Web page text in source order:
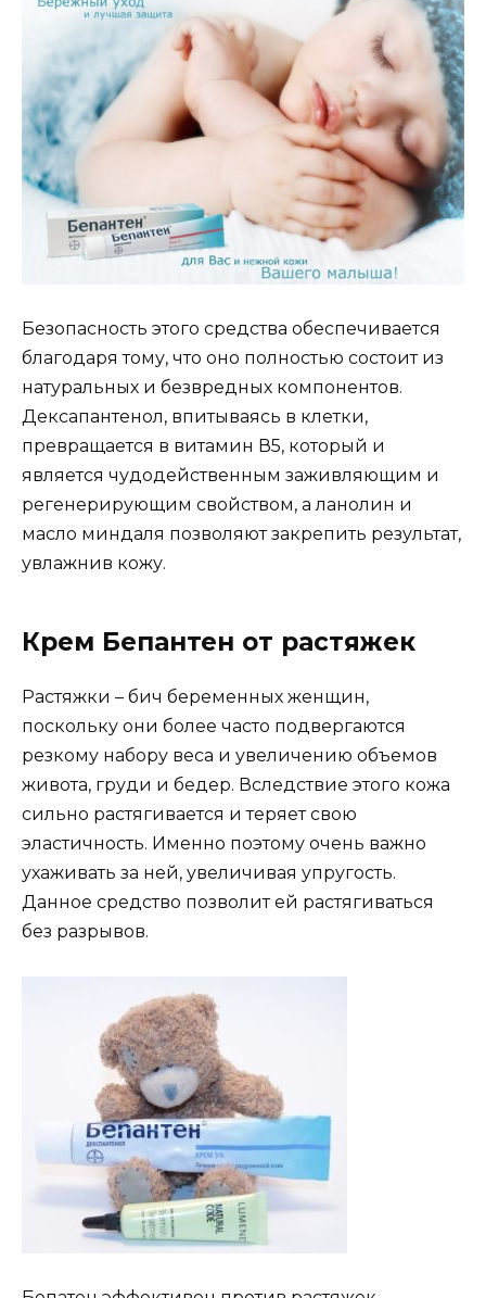
Безопасность этого средства обеспечивается
благодаря тому, что оно полностью состоит из
натуральных и безвредных компонентов.
Дексапантенол, впитываясь в клетки,
превращается в витамин В5, который и
является чудодейственным заживляющим и
регенерирующим свойством, а ланолин и
масло миндаля позволяют закрепить результат,
увлажнив кожу.
Крем Бепантен от растяжек
Растяжки – бич беременных женщин,
поскольку они более часто подвергаются
резкому набору веса и увеличению объемов
живота, груди и бедер. Вследствие этого кожа
сильно растягивается и теряет свою
эластичность. Именно поэтому очень важно
ухаживать за ней, увеличивая упругость.
Данное средство позволит ей растягиваться
без разрывов.